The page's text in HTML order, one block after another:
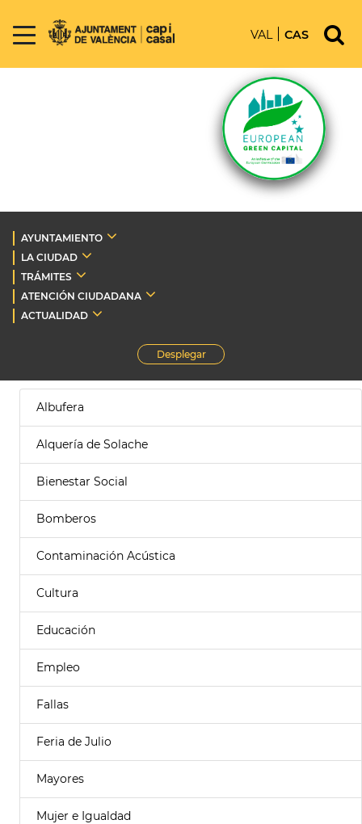
VAL CAS
AYUNTAMIENTO
LA CIUDAD
TRÁMITES
ATENCIÓN CIUDADANA
ACTUALIDAD
Desplegar
Albufera
Alquería de Solache
Bienestar Social
Bomberos
Contaminación Acústica
Cultura
Educación
Empleo
Fallas
Feria de Julio
Mayores
Mujer e Igualdad